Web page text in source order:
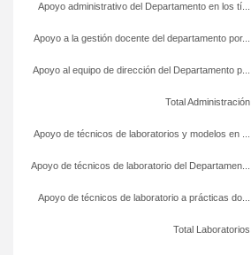
Total Laboratorios
Apoyo de técnicos de laboratorio a prácticas do...
Apoyo de técnicos de laboratorio del Departamen...
Apoyo de técnicos de laboratorios y modelos en ...
Total Administración
Apoyo al equipo de dirección del Departamento p...
Apoyo a la gestión docente del departamento por...
Apoyo administrativo del Departamento en los tí...